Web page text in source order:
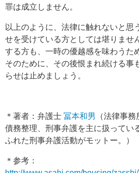
罪は成立しません。
以上のように、法律に触れないと思
せを受けている方としては堪りませ
する方も、一時の優越感を味わうた
そのために、その後恨まれ続ける事
らせは止めましょう。
＊著者：弁護士 冨本和男
（法律事
債務整理、刑事弁護を主に扱ってい
ふれた刑事弁護活動がモットー。）
＊参考：